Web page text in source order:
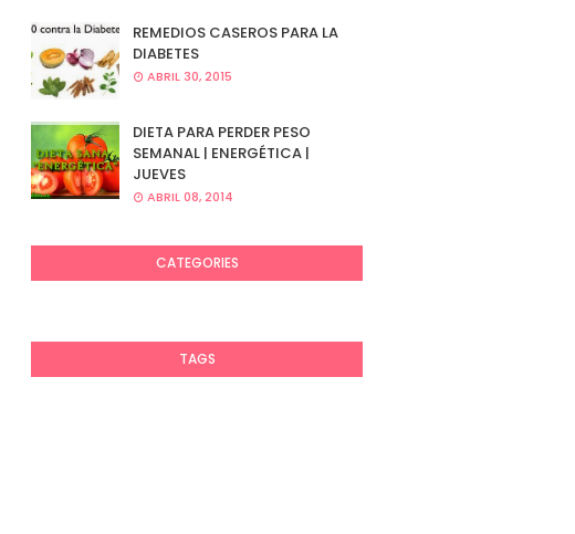
REMEDIOS CASEROS PARA LA
DIABETES
ABRIL 30, 2015
DIETA PARA PERDER PESO
SEMANAL | ENERGÉTICA |
JUEVES
ABRIL 08, 2014
CATEGORIES
TAGS